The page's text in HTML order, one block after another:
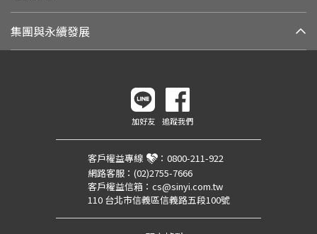
集團與永續發展
加好友 追蹤我們
客戶權益專線 ： 0800-211-922
網路客服： (02)2755-7666
客戶權益信箱： cs@sinyi.com.tw
110 台北市信義區信義路五段100號